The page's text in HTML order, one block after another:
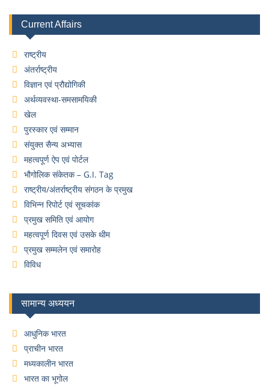
Current Affairs
राष्ट्रीय
अंतर्राष्ट्रीय
विज्ञान एवं प्रौद्योगिकी
अर्थव्यवस्था-समसामयिकी
खेल
पुरस्कार एवं सम्मान
संयुक्त सैन्य अभ्यास
महत्वपूर्ण ऐप एवं पोर्टल
भौगोलिक संकेतक – G.I. Tag
राष्ट्रीय/अंतर्राष्ट्रीय संगठन के प्रमुख
विभिन्न रिपोर्ट एवं सूचकांक
प्रमुख समिति एवं आयोग
महत्वपूर्ण दिवस एवं उसके थीम
प्रमुख सम्मलेन एवं समारोह
विविध
सामान्य अध्ययन
आधुनिक भारत
प्राचीन भारत
मध्यकालीन भारत
भारत का भूगोल